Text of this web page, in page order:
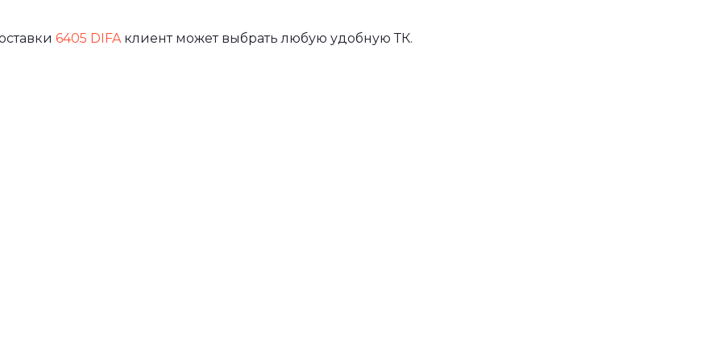
6405 DIFA клиент может выбрать любую удобную ТК.